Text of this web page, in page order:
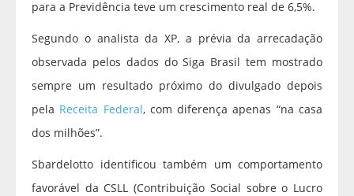
para a Previdência teve um crescimento real de 6,5%.
Segundo o analista da XP, a prévia da arrecadação
observada pelos dados do Siga Brasil tem mostrado
sempre um resultado próximo do divulgado depois
pela Receita Federal, com diferença apenas “na casa
dos milhões”.
Sbardelotto identificou também um comportamento
favorável da CSLL (Contribuição Social sobre o Lucro